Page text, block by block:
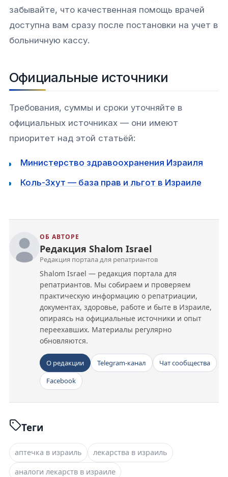
забывайте, что качественная помощь врачей
доступна вам сразу после постановки на учет в
больничную кассу.
Официальные источники
Требования, суммы и сроки уточняйте в
официальных источниках — они имеют
приоритет над этой статьёй:
Министерство здравоохранения Израиля
Коль-Зхут — база прав и льгот в Израиле
ОБ АВТОРЕ
Редакция Shalom Israel
Редакция портала для репатриантов
Shalom Israel — редакция портала для
репатриантов. Мы собираем и проверяем
практическую информацию о репатриации,
документах, здоровье, работе и быте в Израиле,
опираясь на официальные источники и опыт
переехавших. Материалы регулярно
обновляются.
О редакции Telegram-канал
Чат сообщества
Facebook
Теги
аптечка в израиль
лекарства в израиль
аналоги лекарств в израиле